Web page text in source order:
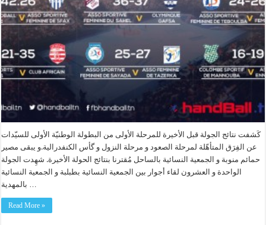
كَشفت نتائج الجولة قبل الأخيرة للمرحلة الأولى من البطولة الوطنيّة الأولى للسيّدات
عن الفِرَق المتأهّلة لمرحلة الصعود و مرحلة النزول و گأس الكنفدرالية.و يبقى مصير
حمائم منوبة و الجمعية النسائية بالساحل مُقترنا بنتائج الحولة الأخيرة. شهِدت الجولة
الواحدة و العشرون لقاء أجوار بين الجمعية النسائية بطبلبة و الجمعية النسائية
بالمهدية …
Read More »